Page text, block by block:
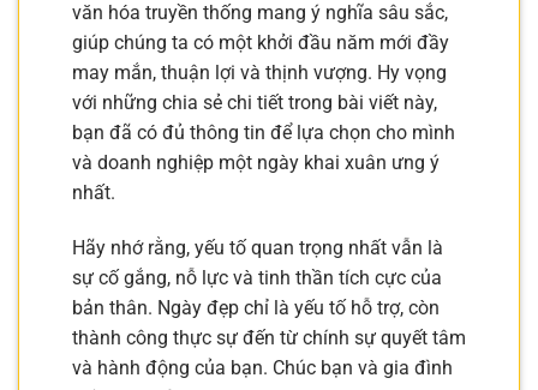
văn hóa truyền thống mang ý nghĩa sâu sắc,
giúp chúng ta có một khởi đầu năm mới đầy
may mắn, thuận lợi và thịnh vượng. Hy vọng
với những chia sẻ chi tiết trong bài viết này,
bạn đã có đủ thông tin để lựa chọn cho mình
và doanh nghiệp một ngày khai xuân ưng ý
nhất.
Hãy nhớ rằng, yếu tố quan trọng nhất vẫn là
sự cố gắng, nỗ lực và tinh thần tích cực của
bản thân. Ngày đẹp chỉ là yếu tố hỗ trợ, còn
thành công thực sự đến từ chính sự quyết tâm
và hành động của bạn. Chúc bạn và gia đình